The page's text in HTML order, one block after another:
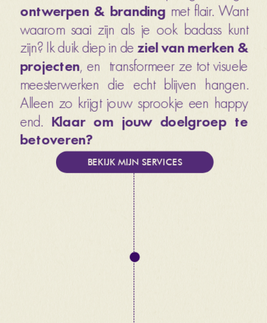
ontwerpen & branding met flair. Want
waarom saai zijn als je ook badass kunt
zijn? Ik duik diep in de ziel van merken &
projecten, en  transformeer ze tot visuele
meesterwerken die echt blijven hangen.
Alleen zo krijgt jouw sprookje een happy
end. Klaar om jouw doelgroep te
betoveren?
BEKIJK MIJN SERVICES